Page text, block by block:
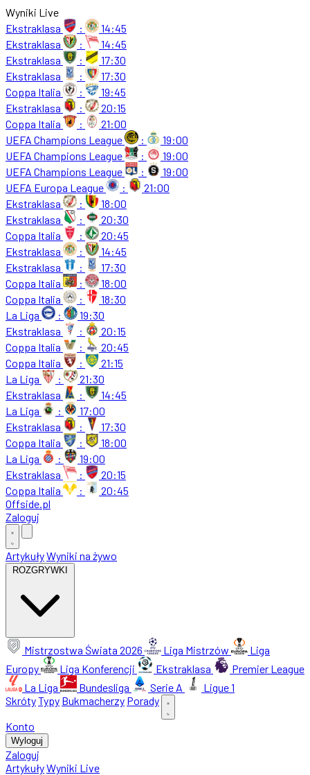
Wyniki Live
Ekstraklasa
:
14:45
Ekstraklasa
:
14:45
Ekstraklasa
:
17:30
Ekstraklasa
:
17:30
Coppa Italia
:
19:45
Ekstraklasa
:
20:15
Coppa Italia
:
21:00
UEFA Champions League
:
19:00
UEFA Champions League
:
19:00
UEFA Champions League
:
19:00
UEFA Europa League
:
21:00
Ekstraklasa
:
18:00
Ekstraklasa
:
20:30
Coppa Italia
:
20:45
Ekstraklasa
:
14:45
Ekstraklasa
:
17:30
Coppa Italia
:
18:00
Coppa Italia
:
18:30
La Liga
:
19:30
Ekstraklasa
:
20:15
Coppa Italia
:
20:45
Coppa Italia
:
21:15
La Liga
:
21:30
Ekstraklasa
:
14:45
La Liga
:
17:00
Ekstraklasa
:
17:30
Coppa Italia
:
18:00
La Liga
:
19:00
Ekstraklasa
:
20:15
Coppa Italia
:
20:45
Offside.pl
Zaloguj
ArtykułyWyniki na żywo
ROZGRYWKI
Mistrzostwa Świata 2026 Liga Mistrzów
Liga
Europy
Liga Konferencji Ekstraklasa
Premier League
La Liga
Bundesliga Serie A
Ligue 1
SkrótyTypy Bukmacherzy Porady
Konto
Wyloguj
Zaloguj
ArtykułyWyniki Live